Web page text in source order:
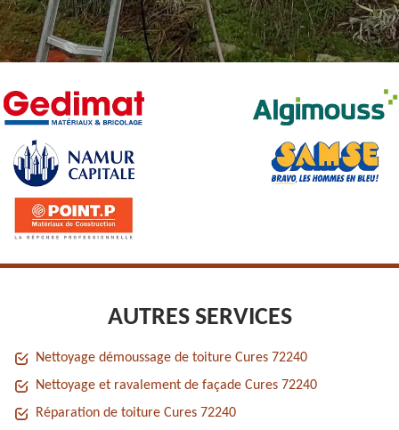
AUTRES SERVICES
Nettoyage démoussage de toiture Cures 72240
Nettoyage et ravalement de façade Cures 72240
Réparation de toiture Cures 72240